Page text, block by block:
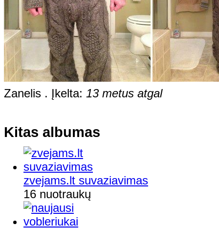
Zanelis . Įkelta: 13 metus atgal
Kitas albumas
zvejams.lt suvaziavimas
16 nuotraukų